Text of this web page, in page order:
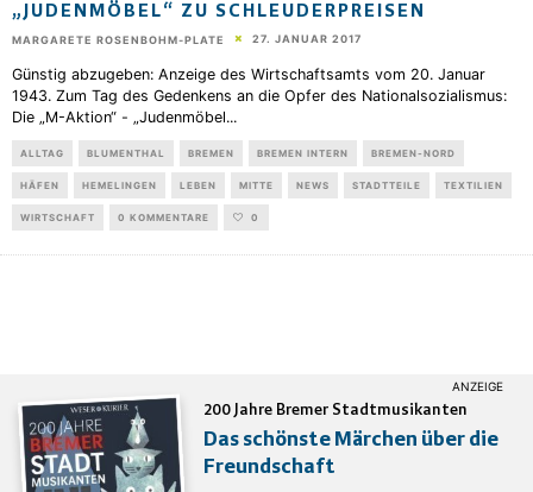
„JUDENMÖBEL“ ZU SCHLEUDERPREISEN
MARGARETE ROSENBOHM-PLATE 27. JANUAR 2017
Günstig abzugeben: Anzeige des Wirtschaftsamts vom 20. Januar
1943. Zum Tag des Gedenkens an die Opfer des Nationalsozialismus:
Die „M-Aktion“ - „Judenmöbel...
ALLTAG BLUMENTHAL BREMEN BREMEN INTERN BREMEN-NORD
HÄFEN HEMELINGEN LEBEN MITTE NEWS STADTTEILE TEXTILIEN
WIRTSCHAFT 0 KOMMENTARE 0
200 Jahre Bremer Stadtmusikanten
Das schönste Märchen über die
Freundschaft